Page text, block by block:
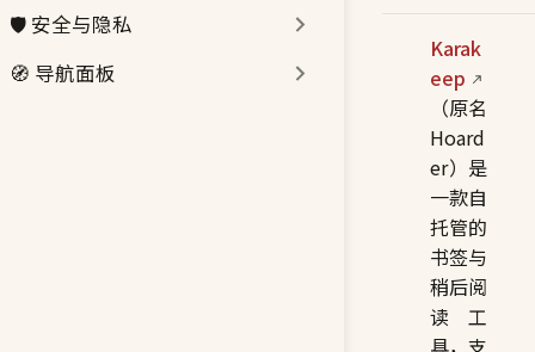
🛡️ 安全与隐私
🧭 导航面板
Karak
eep
（原名
Hoard
er）是
一款自
托管的
书签与
稍后阅
读工
具，支